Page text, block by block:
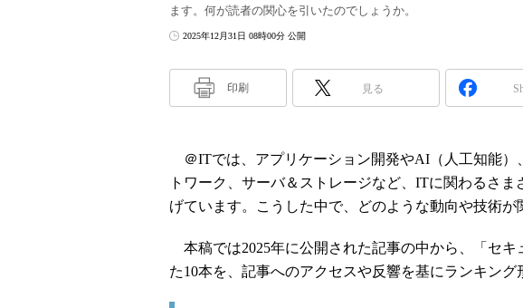
ます。何が読者の関心を引いたのでしょうか。
2025年12月31日 08時00分 公開
印刷 見る
＠ITでは、アプリケーション開発やAI（人工知能）
トワーク、サーバ＆ストレージなど、ITに関わるさ
げています。こうした中で、どのような動向や技術が
本稿では2025年に公開された記事の中から、「セキ
た10本を、記事へのアクセスや反響を基にランキング